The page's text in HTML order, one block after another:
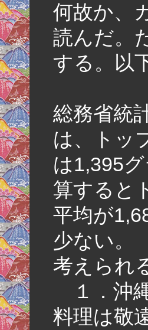
何故か、
読んだ。
する。以
総務省統
は、トッ
は1,395
算すると
平均が
少ない。
考えられ
１．沖
料理は敬